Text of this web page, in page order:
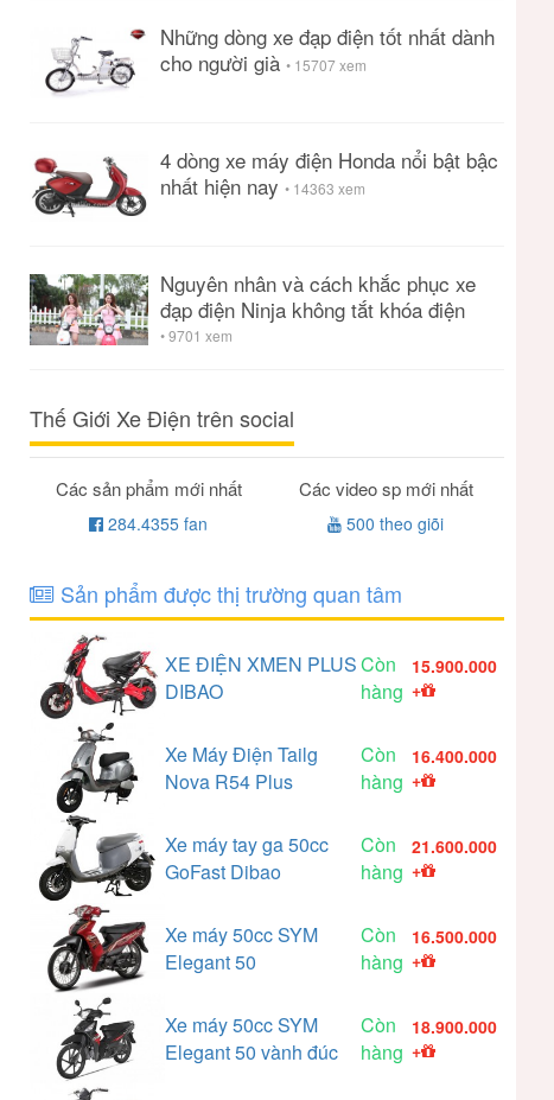
Những dòng xe đạp điện tốt nhất dành
cho người già • 15707 xem
4 dòng xe máy điện Honda nổi bật bậc
nhất hiện nay • 14363 xem
Nguyên nhân và cách khắc phục xe
đạp điện Ninja không tắt khóa điện
• 9701 xem
Thế Giới Xe Điện trên social
Các sản phẩm mới nhất
284.4355 fan
Các video sp mới nhất
500 theo giõi
Sản phẩm được thị trường quan tâm
XE ĐIỆN XMEN PLUS
DIBAO
Còn
hàng
15.900.000
+
Xe Máy Điện Tailg
Nova R54 Plus
Còn
hàng
16.400.000
+
Xe máy tay ga 50cc
GoFast Dibao
Còn
hàng
21.600.000
+
Xe máy 50cc SYM
Elegant 50
Còn
hàng
16.500.000
+
Xe máy 50cc SYM
Elegant 50 vành đúc
Còn
hàng
18.900.000
+